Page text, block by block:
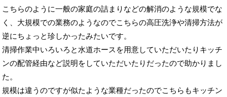
こちらのように一般の家庭の詰まりなどの解消のような規模でな
く、大規模での業務のようなのでこちらの高圧洗浄や清掃方法が
逆にちょっと珍しかったみたいです。
清掃作業中いろいろと水道ホースを用意していただいたりキッチ
ンの配管経由など説明をしていただいたりだったので助かりまし
た。
規模は違うのですが似たような業種だったのでこちらもキッチン